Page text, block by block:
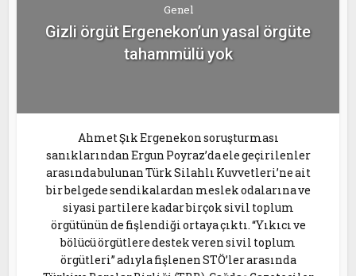
Genel
Gizli örgüt Ergenekon’un yasal örgüte
tahammülü yok
Ahmet Şık Ergenekon soruşturması
sanıklarından Ergun Poyraz’da ele geçirilenler
arasında bulunan Türk Silahlı Kuvvetleri’ne ait
bir belgede sendikalardan meslek odalarına ve
siyasi partilere kadar birçok sivil toplum
örgütünün de fişlendiği ortaya çıktı. “Yıkıcı ve
bölücü örgütlere destek veren sivil toplum
örgütleri” adıyla fişlenen STÖ’ler arasında